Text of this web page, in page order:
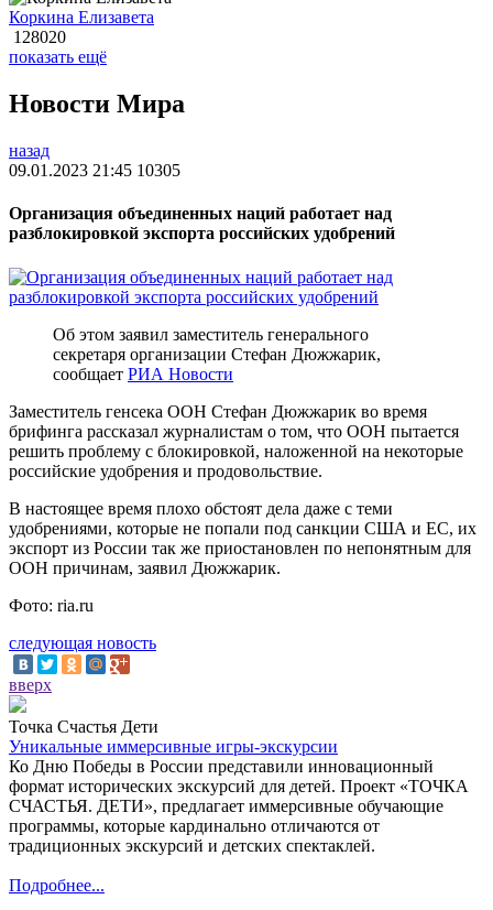
Коркина Елизавета
128020
показать ещё
Новости Мира
назад
09.01.2023 21:45 10305
Организация объединенных наций работает над
разблокировкой экспорта российских удобрений
Об этом заявил заместитель генерального
секретаря организации Стефан Дюжжарик,
сообщает РИА Новости
Заместитель генсека ООН Стефан Дюжжарик во время
брифинга рассказал журналистам о том, что ООН пытается
решить проблему с блокировкой, наложенной на некоторые
российские удобрения и продовольствие.
В настоящее время плохо обстоят дела даже с теми
удобрениями, которые не попали под санкции США и ЕС, их
экспорт из России так же приостановлен по непонятным для
ООН причинам, заявил Дюжжарик.
Фото: ria.ru
следующая новость
вверх
Точка Счастья Дети
Уникальные иммерсивные игры-экскурсии
Ко Дню Победы в России представили инновационный
формат исторических экскурсий для детей. Проект «ТОЧКА
СЧАСТЬЯ. ДЕТИ», предлагает иммерсивные обучающие
программы, которые кардинально отличаются от
традиционных экскурсий и детских спектаклей.
Подробнее...